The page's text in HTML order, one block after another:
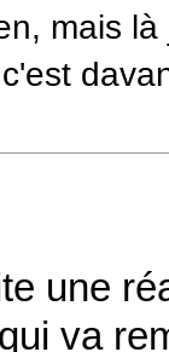
mais
une
va